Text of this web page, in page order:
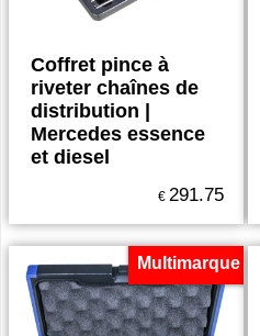
Coffret pince à
riveter chaînes de
distribution |
Mercedes essence
et diesel
€ 291.75
Multimarque